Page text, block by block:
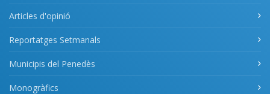
Articles d'opinió
Reportatges Setmanals
Municipis del Penedès
Monogràfics